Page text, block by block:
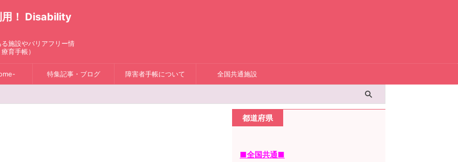
用！ Disability
施設やバリアフリー情
育手帳）
特集記事・ブログ 障害者手帳について 全国共通施設
都道府県
■全国共通■